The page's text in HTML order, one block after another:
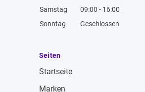
Samstag
09:00 - 16:00
Sonntag
Geschlossen
Seiten
Startseite
Marken